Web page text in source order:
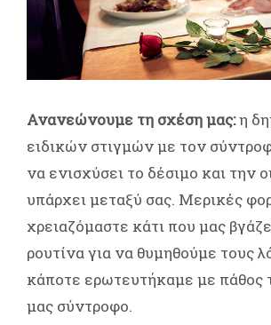
Ανανεώνουμε τη σχέση μας:η
ειδικών στιγμών με τον
να ενισχύσει το δέσιμο και την
υπάρχει μεταξύ σας. Μερικές
χρειαζόμαστε κάτι που μας
ρουτίνα για να θυμηθούμε τους
κάποτε ερωτευτήκαμε με πάθος
μας σύντροφο.